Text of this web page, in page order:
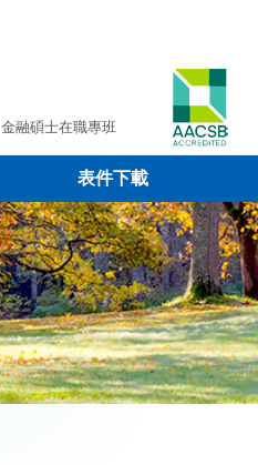
金融碩士在職專班
表件下載